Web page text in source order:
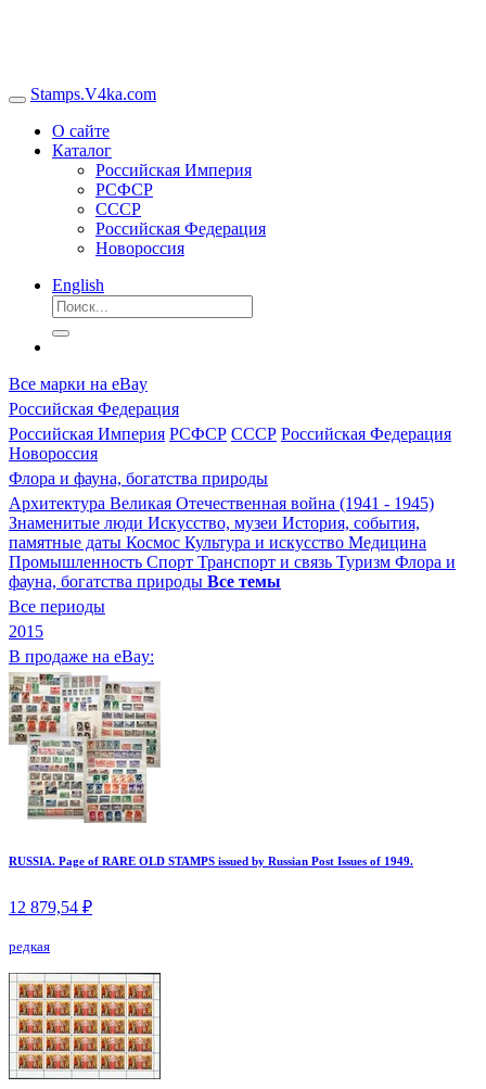
Stamps.V4ka.com
О сайте
Каталог
Российская Империя
РСФСР
СССР
Российская Федерация
Новороссия
English
Все марки на eBay
Российская Федерация
Российская Империя РСФСР СССР Российская Федерация
Новороссия
Флора и фауна, богатства природы
Архитектура Великая Отечественная война (1941 - 1945)
Знаменитые люди Искусство, музеи История, события,
памятные даты Космос Культура и искусство Медицина
Промышленность Спорт Транспорт и связь Туризм Флора и
фауна, богатства природы Все темы
Все периоды
2015
В продаже на eBay:
RUSSIA. Page of RARE OLD STAMPS issued by Russian Post Issues of 1949.
12 879,54 ₽
редкая